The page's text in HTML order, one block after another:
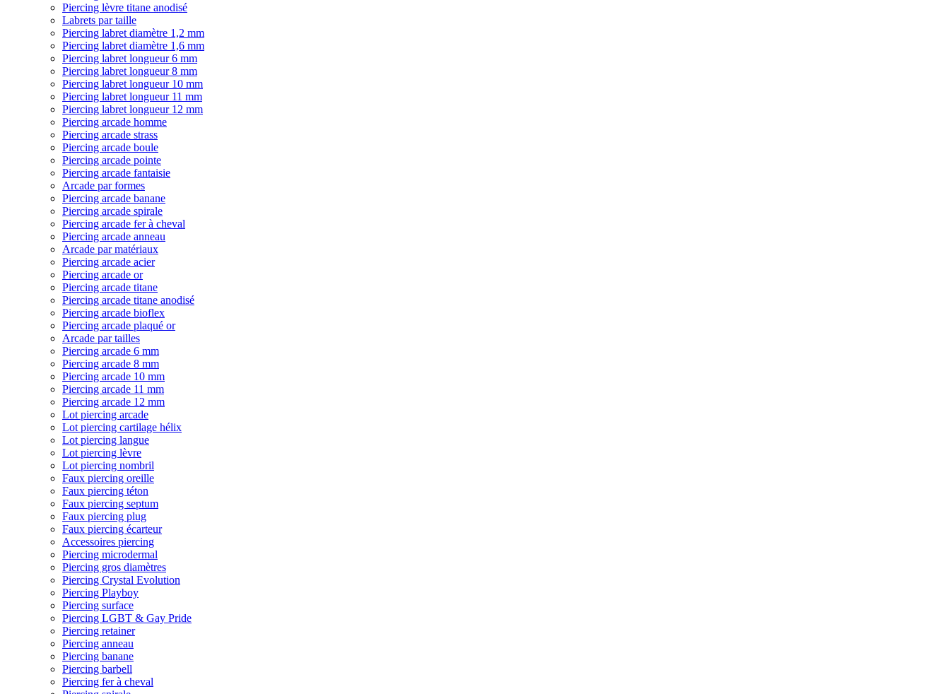
Piercing lèvre titane anodisé
Labrets par taille
Piercing labret diamètre 1,2 mm
Piercing labret diamètre 1,6 mm
Piercing labret longueur 6 mm
Piercing labret longueur 8 mm
Piercing labret longueur 10 mm
Piercing labret longueur 11 mm
Piercing labret longueur 12 mm
Piercing arcade homme
Piercing arcade strass
Piercing arcade boule
Piercing arcade pointe
Piercing arcade fantaisie
Arcade par formes
Piercing arcade banane
Piercing arcade spirale
Piercing arcade fer à cheval
Piercing arcade anneau
Arcade par matériaux
Piercing arcade acier
Piercing arcade or
Piercing arcade titane
Piercing arcade titane anodisé
Piercing arcade bioflex
Piercing arcade plaqué or
Arcade par tailles
Piercing arcade 6 mm
Piercing arcade 8 mm
Piercing arcade 10 mm
Piercing arcade 11 mm
Piercing arcade 12 mm
Lot piercing arcade
Lot piercing cartilage hélix
Lot piercing langue
Lot piercing lèvre
Lot piercing nombril
Faux piercing oreille
Faux piercing téton
Faux piercing septum
Faux piercing plug
Faux piercing écarteur
Accessoires piercing
Piercing microdermal
Piercing gros diamètres
Piercing Crystal Evolution
Piercing Playboy
Piercing surface
Piercing LGBT & Gay Pride
Piercing retainer
Piercing anneau
Piercing banane
Piercing barbell
Piercing fer à cheval